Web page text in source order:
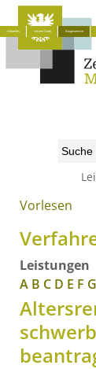
Aktuelles Unsere Stadt Bürgerservice
Start» Bürgerservice »
Vorlesen
Leistungen
A B C D E F G